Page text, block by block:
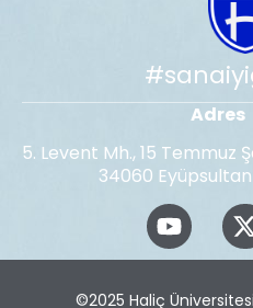
Adres
5. Levent Mh., 15 Temmuz
34060
©2025 Haliç Üniversitesi